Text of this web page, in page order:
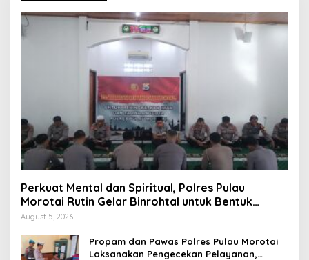
Perkuat Mental dan Spiritual, Polres Pulau
Morotai Rutin Gelar Binrohtal untuk Bentuk
Personel Berintegritas
August 5, 2026
Propam dan Pawas Polres Pulau Morotai
Laksanakan Pengecekan Pelayanan,